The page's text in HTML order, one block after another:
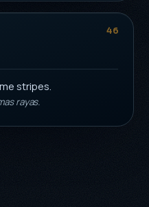
46
stripes.
rayas.